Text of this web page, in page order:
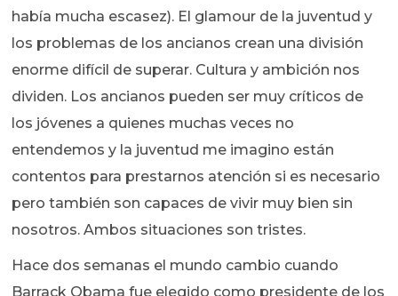
había mucha escasez). El glamour de la juventud y
los problemas de los ancianos crean una división
enorme difícil de superar. Cultura y ambición nos
dividen. Los ancianos pueden ser muy críticos de
los jóvenes a quienes muchas veces no
entendemos y la juventud me imagino están
contentos para prestarnos atención si es necesario
pero también son capaces de vivir muy bien sin
nosotros. Ambos situaciones son tristes.
Hace dos semanas el mundo cambio cuando
Barrack Obama fue elegido como presidente de los